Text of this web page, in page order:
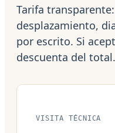
Tarifa
desplazamiento,
por escrito. Si
descuenta del total.
VISITA TÉCNICA